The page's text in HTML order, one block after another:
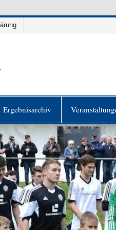
Ergebnisarchiv